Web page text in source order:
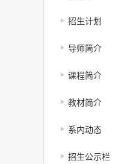
招生计划
导师简介
课程简介
教材简介
系内动态
招生公示栏